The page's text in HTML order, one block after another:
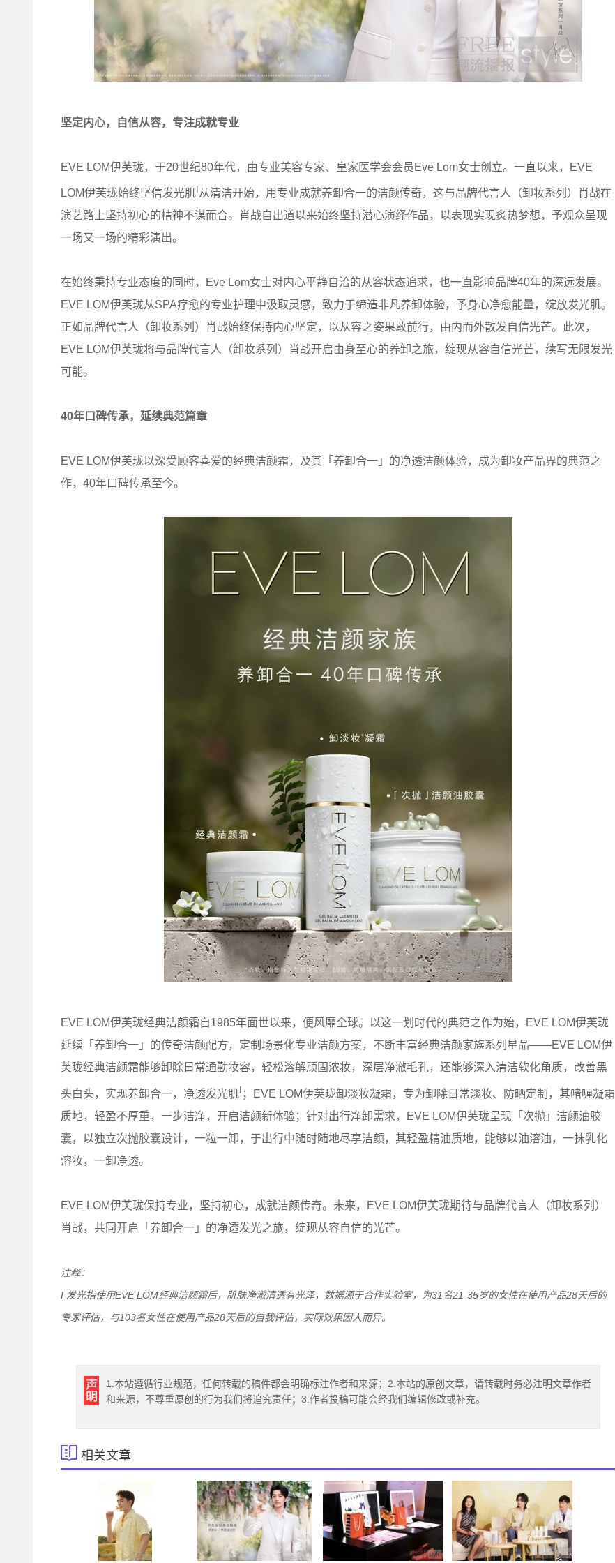
坚定内心，自信从容， 专注成就专业
EVE LOM伊芙珑，于20世纪80年代，由专业美容专家、皇家医学会会员Eve Lom女士创立。一直以来，EVE
LOM伊芙珑始终坚信发光肌 从清洁开始，用专业成就养卸合一的洁颜传奇，这与品牌代言人（卸妆系列）肖战在
演艺路上坚持初心的精神不谋而合。肖战自出道以来始终坚持潜心演绎作品，以表现实现炙热梦想，予观众呈现
一场又一场的精彩演出。
在始终秉持专业态度的同时，Eve Lom女士对内心平静自洽的从容状态追求，也一直影响品牌40年的深远发展。
EVE LOM伊芙珑从SPA疗愈的专业护理中汲取灵感，致力于缔造非凡养卸体验，予身心净愈能量，绽放发光肌。
正如品牌代言人（卸妆系列）肖战始终保持内心坚定，以从容之姿果敢前行，由内而外散发自信光芒。此次，
EVE LOM伊芙珑将与品牌代言人（卸妆系列）肖战开启由身至心的养卸之旅，绽现从容自信光芒，续写无限发光
可能。
40年口碑传承，延续典范篇章
EVE LOM伊芙珑以深受顾客喜爱的经典洁颜霜，及其「养卸合一」的净透洁颜体验，成为卸妆产品界的典范之
作，40年口碑传承至今。
EVE LOM伊芙珑经典洁颜霜自1985年面世以来，便风靡全球。以这一划时代的典范之作为始，EVE LOM伊芙珑
延续「养卸合一」的传奇洁颜配方，定制场景化专业洁颜方案，不断丰富经典洁颜家族系列星品——EVE LOM伊
芙珑经典洁颜霜能够卸除日常通勤妆容，轻松溶解顽固浓妆，深层净澈毛孔，还能够深入清洁软化角质，改善黑
头白头，实现养卸合一，净透发光肌I ；EVE LOM伊芙珑卸淡妆凝霜，专为卸除日常淡妆、防晒定制，其啫喱凝霜
质地，轻盈不厚重，一步洁净，开启洁颜新体验；针对出行净卸需求，EVE LOM伊芙珑呈现「次抛」洁颜油胶
囊，以独立次抛胶囊设计，一粒一卸，于出行中随时随地尽享洁颜，其轻盈精油质地，能够以油溶油，一抹乳化
溶妆，一卸净透。
EVE LOM伊芙珑保持专业，坚持初心，成就洁颜传奇。未来，EVE LOM伊芙珑期待与品牌代言人（卸妆系列）
肖战，共同开启「养卸合一」的净透发光之旅，绽现从容自信的光芒。
注释：
I 发光指使用EVE LOM经典洁颜霜后，肌肤净澈清透有光泽，数据源于合作实验室，为31名21-35岁的女性在使用产品28天后的
专家评估，与103名女性在使用产品28天后的自我评估，实际效果因人而异。
1.本站遵循行业规范，任何转载的稿件都会明确标注作者和来源；2.本站的原创文章，请转载时务必注明文章作者
和来源，不尊重原创的行为我们将追究责任；3.作者投稿可能会经我们编辑修改或补充。
相关文章